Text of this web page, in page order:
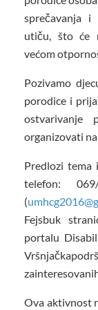
sprečavanja i
utiču, što će
većom
Pozivamo
porodice i
organizovati
Predlozi tema
telefon:
(
Fejsbuk
portalu
Ova aktivnost